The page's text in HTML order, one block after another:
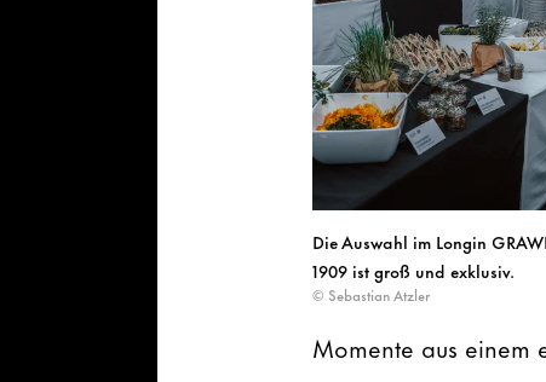
Die Auswahl im Longin
1909 ist groß und exklusiv.
© Sebastian Atzler
Momente aus einem